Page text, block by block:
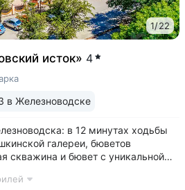
1/22
исток» 4
в Железноводске
в 12 минутах ходьбы
галереи, бюветов
скважина и бювет с уникальной
ессентукского типа показан для